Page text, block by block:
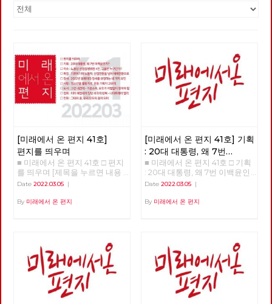
[미래에서 온 편지 41호]
편지를 띄우며
■ 미래에서 온 편지 41호 □ 편지
를 띄우며 [제목을 누르면 내용
을 볼 수 있습니다.] □ 편지를 띄
번 이백윤인가? □ 이슈 : 노동당
세를 규정하는 네 가지 요인 □
사람 : 청소년을 활동가로, 운동
기획자 고유미 □ 도서 : 그건 내
건데 - 기본소득, 모두가 차별없
이 찾아야 할 권리 □ 영화 : 이미
예정되어 있던 비극의 반복 - 나
Date 2022.03.05 |
By 미래에서 온 편지
[미래에서 온 편지 41호] 기획
: 20대 대통령, 왜 7번
이백윤인가? (1)
■ 미래에서 온 편지 41호 □ 기획
: 20대 대통령, 왜 7번 이백윤인
가? >>>>>> 업로드 준비중
Date 2022.03.05|
By 미래에서 온 편지